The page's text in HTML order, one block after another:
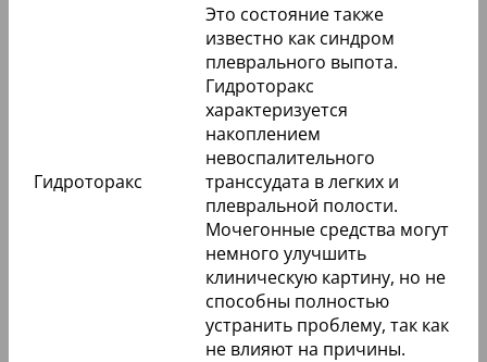
Гидроторакс
Это состояние также
известно как синдром
плеврального выпота.
Гидроторакс
характеризуется
накоплением
невоспалительного
транссудата в легких и
плевральной полости.
Мочегонные средства могут
немного улучшить
клиническую картину, но не
способны полностью
устранить проблему, так как
не влияют на причины.